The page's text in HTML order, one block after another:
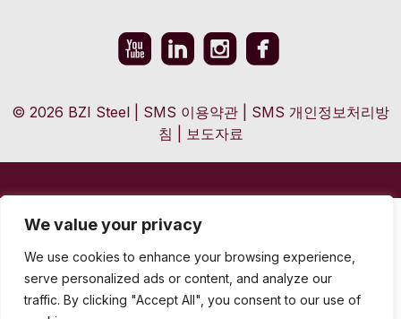
We value your privacy
We use cookies to enhance your browsing experience,
serve personalized ads or content, and analyze our
traffic. By clicking "Accept All", you consent to our use of
© 2026 BZI Steel SMS 이용약관
SMS 개인정보처리방
침
보도자료